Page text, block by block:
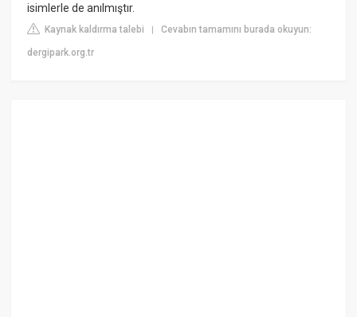
isimlerle de anılmıştır.
Kaynak kaldırma talebi |Cevabın tamamını burada okuyun:
dergipark.org.tr